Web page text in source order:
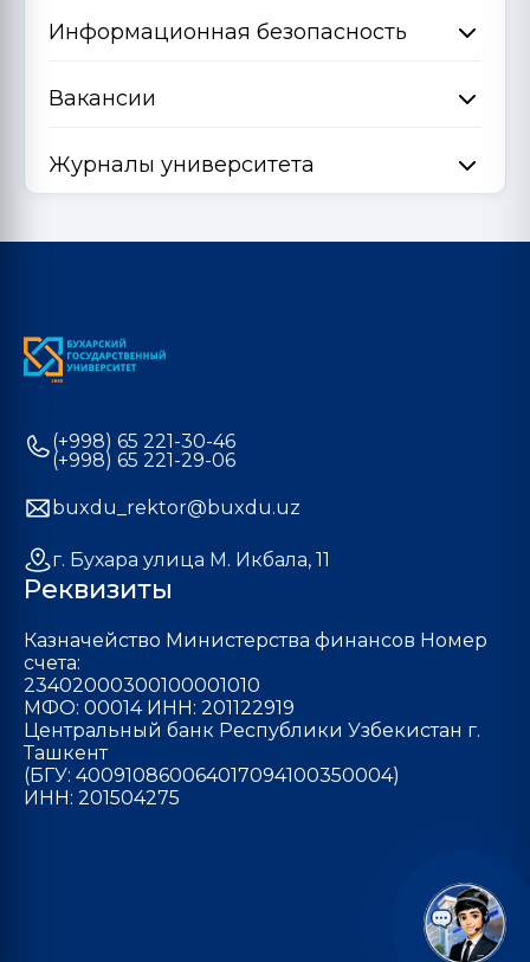
Информационная безопасность
Вакансии
Журналы университета
(+998) 65 221-30-46
(+998) 65 221-29-06
buxdu_rektor@buxdu.uz
г. Бухара улица М. Икбала, 11
Реквизиты
Казначейство Министерства финансов Номер
счета:
23402000300100001010
МФО: 00014 ИНН: 201122919
Центральный банк Республики Узбекистан г.
Ташкент
(БГУ: 400910860064017094100350004)
ИНН: 201504275